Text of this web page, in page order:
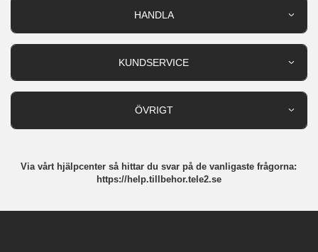
HANDLA
KUNDSERVICE
ÖVRIGT
Integritetspolicy
Via vårt hjälpcenter så hittar du svar på de vanligaste frågorna:
https://help.tillbehor.tele2.se